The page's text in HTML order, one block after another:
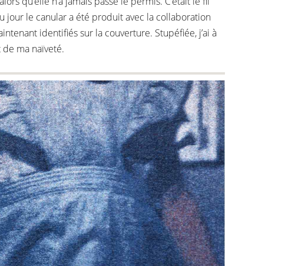
jour le canular a été produit avec la collaboration
identifiés sur la couverture. Stupéfiée, j’ai à
ma naïveté.